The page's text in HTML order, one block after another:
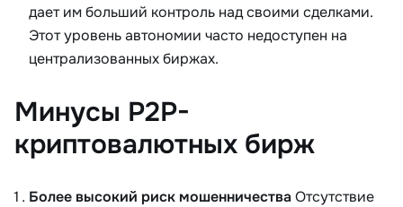
дает им больший контроль над своими сделками.
Этот уровень автономии часто недоступен на
централизованных биржах.
Минусы P2P-
криптовалютных бирж
Более высокий риск мошенничества Отсутствие